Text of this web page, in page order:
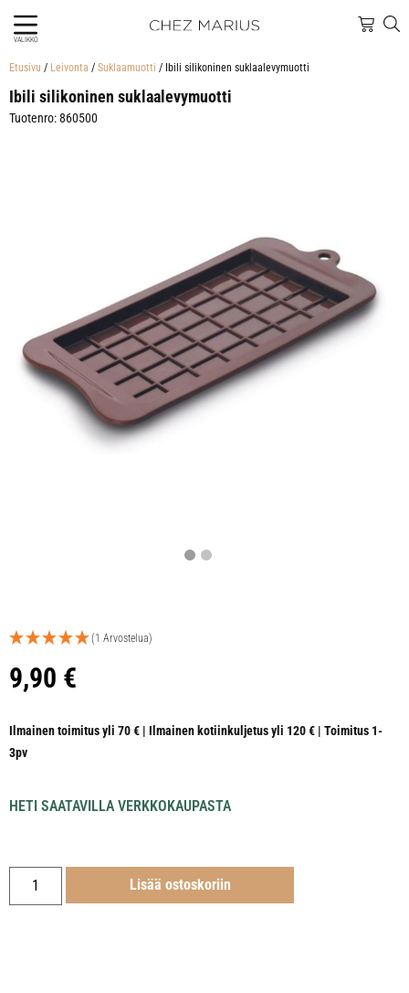
VALIKKO
Etusivu / Leivonta / Suklaamuotti / Ibili silikoninen suklaalevymuotti
Ibili silikoninen suklaalevymuotti
Tuotenro: 860500
(1 Arvostelua)
9,90 €
Ilmainen toimitus yli 70 € | Ilmainen kotiinkuljetus yli 120 € | Toimitus 1-
3pv
HETI SAATAVILLA VERKKOKAUPASTA
Lisää ostoskoriin